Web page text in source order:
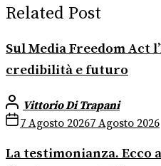
Related Post
Sul Media Freedom Act
credibilità e futuro
Vittorio Di Trapani
7 Agosto 20267 Agosto 2026
La testimonianza. Ecco